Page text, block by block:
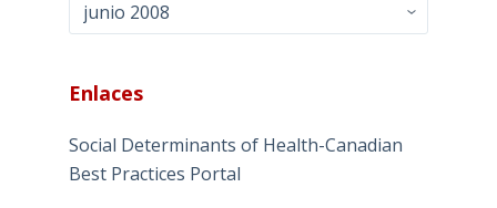
Enlaces
Social Determinants of Health-Canadian
Best Practices Portal